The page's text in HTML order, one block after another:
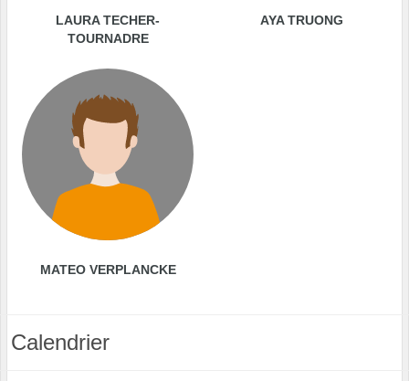
LAURA TECHER-
TOURNADRE
AYA TRUONG
MATEO VERPLANCKE
Calendrier